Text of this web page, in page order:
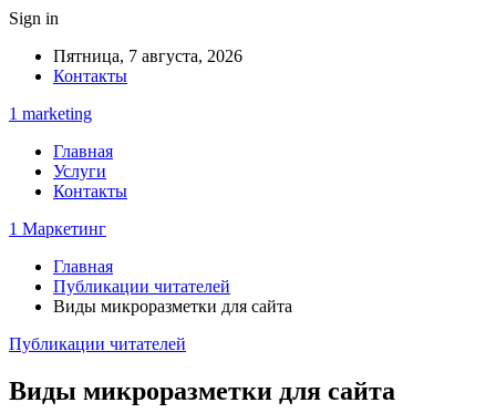
Sign in
Пятница, 7 августа, 2026
Контакты
1 marketing
Главная
Услуги
Контакты
1 Маркетинг
Главная
Публикации читателей
Виды микроразметки для сайта
Публикации читателей
Виды микроразметки для сайта